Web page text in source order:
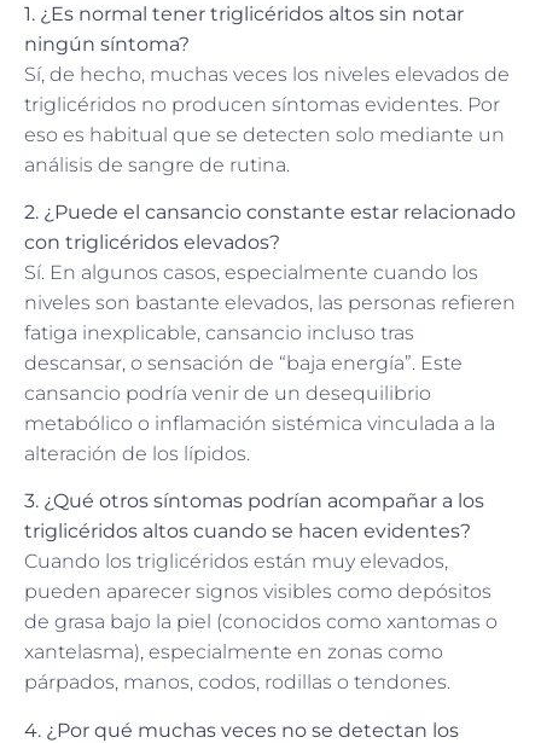
1. ¿Es normal tener triglicéridos altos sin notar
ningún síntoma?
Sí, de hecho, muchas veces los niveles elevados de
triglicéridos no producen síntomas evidentes. Por
eso es habitual que se detecten solo mediante un
análisis de sangre de rutina.
2. ¿Puede el cansancio constante estar relacionado
con triglicéridos elevados?
Sí. En algunos casos, especialmente cuando los
niveles son bastante elevados, las personas refieren
fatiga inexplicable, cansancio incluso tras
descansar, o sensación de “baja energía”. Este
cansancio podría venir de un desequilibrio
metabólico o inflamación sistémica vinculada a la
alteración de los lípidos.
3. ¿Qué otros síntomas podrían acompañar a los
triglicéridos altos cuando se hacen evidentes?
Cuando los triglicéridos están muy elevados,
pueden aparecer signos visibles como depósitos
de grasa bajo la piel (conocidos como xantomas o
xantelasma), especialmente en zonas como
párpados, manos, codos, rodillas o tendones.
4. ¿Por qué muchas veces no se detectan los